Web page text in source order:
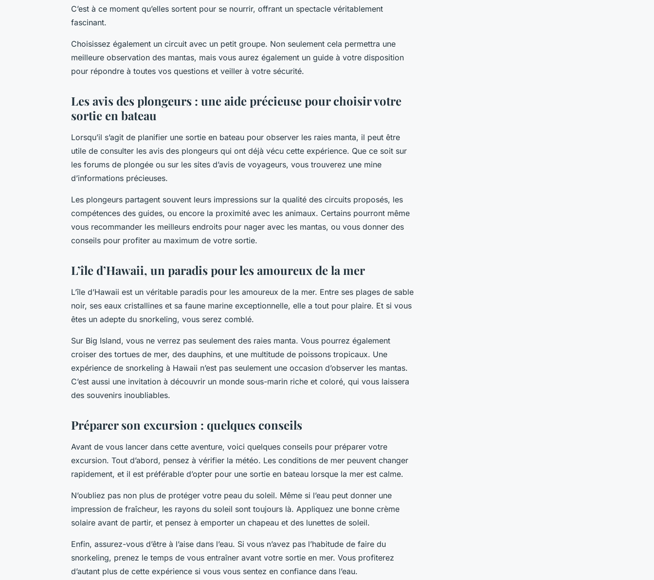
C’est à ce moment qu’elles sortent pour se nourrir, offrant un spectacle véritablement
fascinant.
Choisissez également un circuit avec un petit groupe. Non seulement cela permettra une
meilleure observation des mantas, mais vous aurez également un guide à votre disposition
pour répondre à toutes vos questions et veiller à votre sécurité.
Les avis des plongeurs : une aide précieuse pour choisir votre
sortie en bateau
Lorsqu’il s’agit de planifier une sortie en bateau pour observer les raies manta, il peut être
utile de consulter les avis des plongeurs qui ont déjà vécu cette expérience. Que ce soit sur
les forums de plongée ou sur les sites d’avis de voyageurs, vous trouverez une mine
d’informations précieuses.
Les plongeurs partagent souvent leurs impressions sur la qualité des circuits proposés, les
compétences des guides, ou encore la proximité avec les animaux. Certains pourront même
vous recommander les meilleurs endroits pour nager avec les mantas, ou vous donner des
conseils pour profiter au maximum de votre sortie.
L’île d’Hawaii, un paradis pour les amoureux de la mer
L’île d’Hawaii est un véritable paradis pour les amoureux de la mer. Entre ses plages de sable
noir, ses eaux cristallines et sa faune marine exceptionnelle, elle a tout pour plaire. Et si vous
êtes un adepte du snorkeling, vous serez comblé.
Sur Big Island, vous ne verrez pas seulement des raies manta. Vous pourrez également
croiser des tortues de mer, des dauphins, et une multitude de poissons tropicaux. Une
expérience de snorkeling à Hawaii n’est pas seulement une occasion d’observer les mantas.
C’est aussi une invitation à découvrir un monde sous-marin riche et coloré, qui vous laissera
des souvenirs inoubliables.
Préparer son excursion : quelques conseils
Avant de vous lancer dans cette aventure, voici quelques conseils pour préparer votre
excursion. Tout d’abord, pensez à vérifier la météo. Les conditions de mer peuvent changer
rapidement, et il est préférable d’opter pour une sortie en bateau lorsque la mer est calme.
N’oubliez pas non plus de protéger votre peau du soleil. Même si l’eau peut donner une
impression de fraîcheur, les rayons du soleil sont toujours là. Appliquez une bonne crème
solaire avant de partir, et pensez à emporter un chapeau et des lunettes de soleil.
Enfin, assurez-vous d’être à l’aise dans l’eau. Si vous n’avez pas l’habitude de faire du
snorkeling, prenez le temps de vous entraîner avant votre sortie en mer. Vous profiterez
d’autant plus de cette expérience si vous vous sentez en confiance dans l’eau.